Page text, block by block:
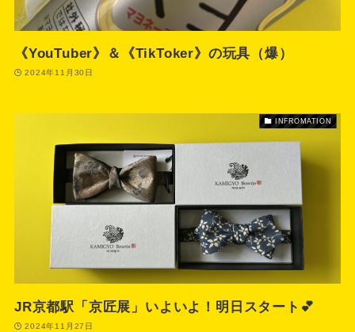
《YouTuber》＆《TikToker》の玩具（爆）
2024年11月30日
INFROMATION
JR京都駅「京匠展」いよいよ！明日スタート💕
2024年11月27日